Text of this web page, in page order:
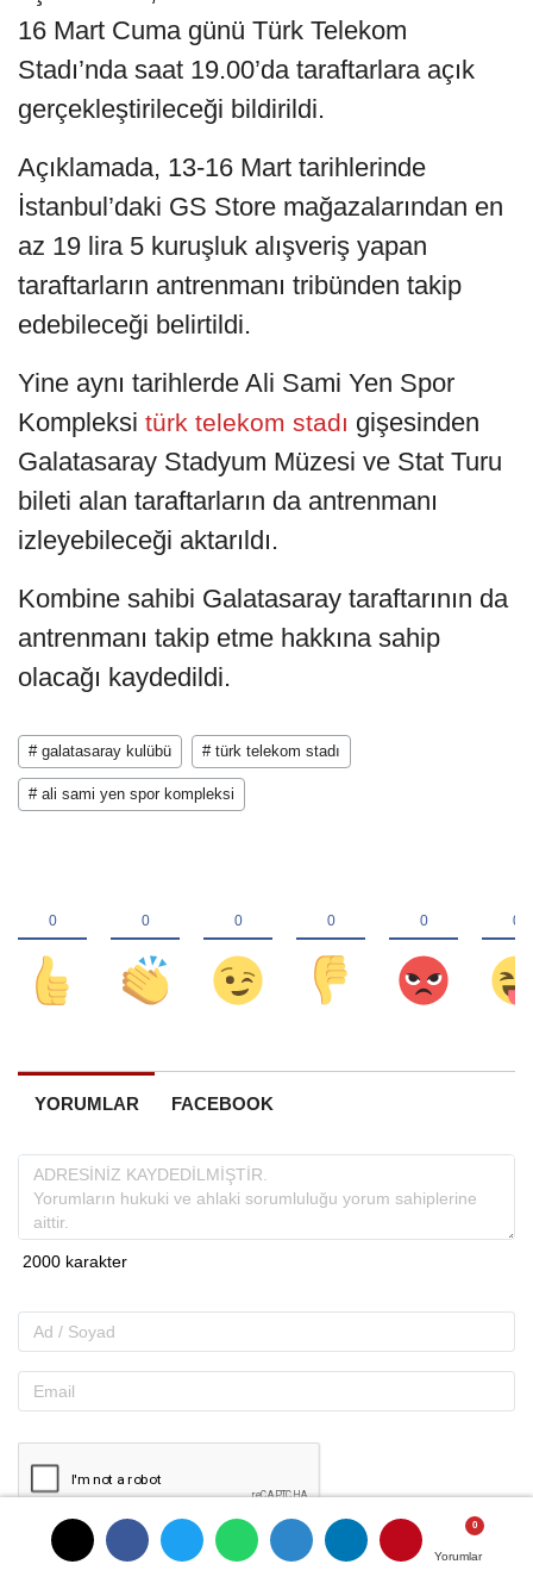
Yorumlar
Yorumlar
16 Mart Cuma günü Türk Telekom
Stadı’nda saat 19.00’da taraftarlara açık
gerçekleştirileceği bildirildi.
Açıklamada, 13-16 Mart tarihlerinde
İstanbul’daki GS Store mağazalarından en
az 19 lira 5 kuruşluk alışveriş yapan
taraftarların antrenmanı tribünden takip
edebileceği belirtildi.
Yine aynı tarihlerde Ali Sami Yen Spor
Kompleksi türk telekom stadı gişesinden
Galatasaray Stadyum Müzesi ve Stat Turu
bileti alan taraftarların da antrenmanı
izleyebileceği aktarıldı.
Kombine sahibi Galatasaray taraftarının da
antrenmanı takip etme hakkına sahip
olacağı kaydedildi.
# galatasaray kulübü # türk telekom stadı
# ali sami yen spor kompleksi
YORUMLAR FACEBOOK